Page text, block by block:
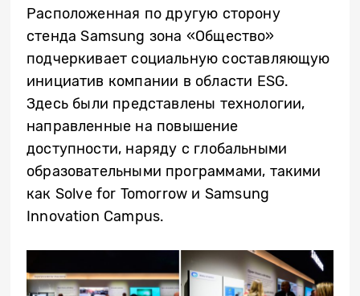
Расположенная по другую сторону
стенда Samsung зона «Общество»
подчеркивает социальную составляющую
инициатив компании в области ESG.
Здесь были представлены технологии,
направленные на повышение
доступности, наряду с глобальными
образовательными программами, такими
как Solve for Tomorrow и Samsung
Innovation Campus.